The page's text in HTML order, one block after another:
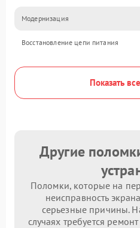
Модернизация
Восстановление цепи питания
Показать
Другие
Поломки, которые на
неисправность
серьезные причины.
случаях требуется